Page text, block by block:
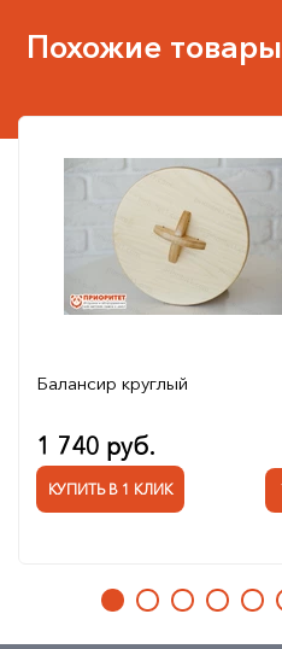
Похожие товары
Балансир круглый
1 740 руб.
КУПИТЬ В 1 КЛИК